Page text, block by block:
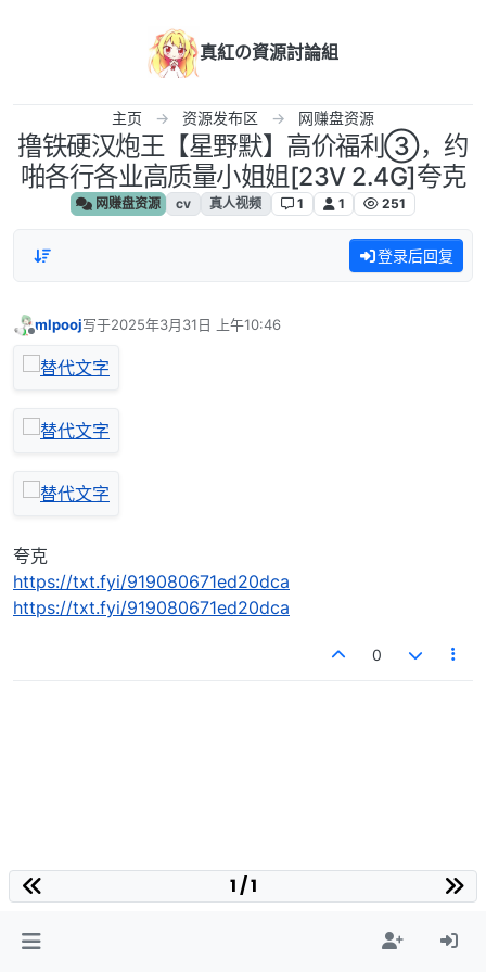
真紅の資源討論組
主页 资源发布区 网赚盘资源
撸铁硬汉炮王【星野默】高价福利③，约
啪各行各业高质量小姐姐[23V 2.4G]夸克
网赚盘资源 cv 真人视频 1 1 251
登录后回复
mlpooj写于2025年3月31日 上午10:46
最后由 编辑
夸克
https://txt.fyi/919080671ed20dca
https://txt.fyi/919080671ed20dca
0
1 / 1